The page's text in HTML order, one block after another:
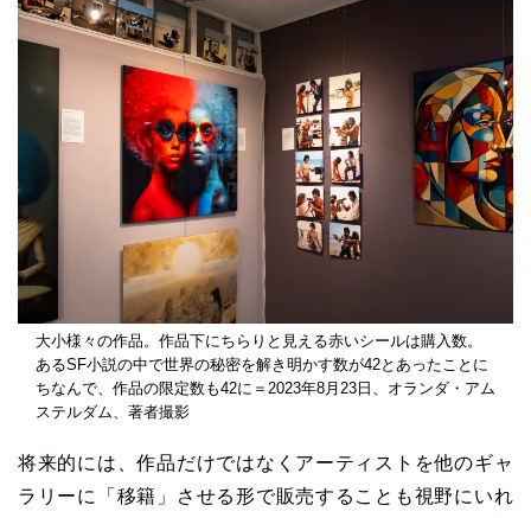
大小様々の作品。作品下にちらりと見える赤いシールは購入数。
あるSF小説の中で世界の秘密を解き明かす数が42とあったことに
ちなんで、作品の限定数も42に＝2023年8月23日、オランダ・アム
ステルダム、著者撮影
将来的には、作品だけではなくアーティストを他のギャ
ラリーに「移籍」させる形で販売することも視野にいれ